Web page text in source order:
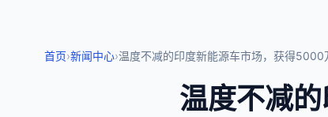
首页›新闻中心›温度不减的印度新能源车市场，获得
温度不减